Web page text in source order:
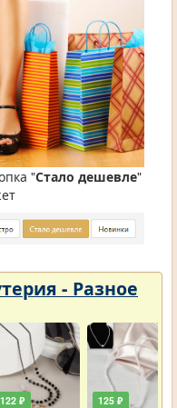
"Стало дешевле"
- Разное
122 ₽ 125 ₽